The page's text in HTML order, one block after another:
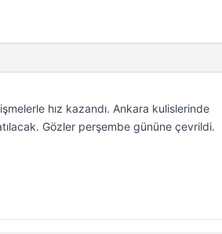
hız kazandı. Ankara kulislerinde
Gözler perşembe gününe çevrildi.